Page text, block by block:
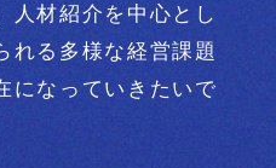
人材紹介を中心とし
れる多様な経営課題
になっていきたいで